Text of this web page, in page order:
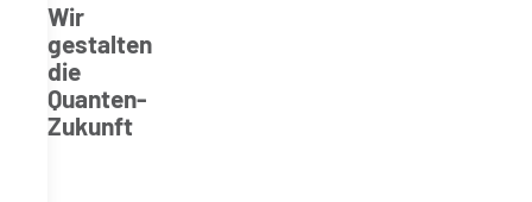
Wir
gestalten
die
Quanten-
Zukunft